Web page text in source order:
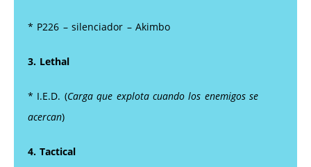
* P226 – silenciador – Akimbo
3. Lethal
* I.E.D. (Carga que explota cuando los enemigos se
acercan)
4. Tactical